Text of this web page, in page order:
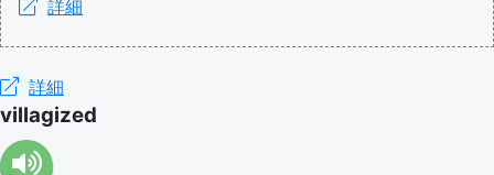
詳細
詳細
villagized